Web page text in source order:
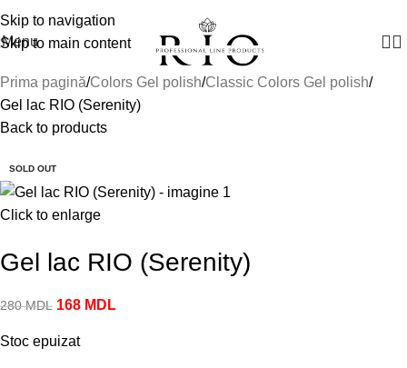
Skip to navigation
Skip to main content
Menu
Prima pagină Colors Gel polish Classic Colors Gel polish
Gel lac RIO (Serenity)
Back to products
SOLD OUT
Click to enlarge
Gel lac RIO (Serenity)
280MDL 168 MDL
Stoc epuizat